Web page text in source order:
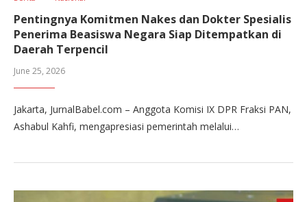
Pentingnya Komitmen Nakes dan Dokter Spesialis
Penerima Beasiswa Negara Siap Ditempatkan di
Daerah Terpencil
June 25, 2026
Jakarta, JurnalBabel.com – Anggota Komisi IX DPR Fraksi PAN,
Ashabul Kahfi, mengapresiasi pemerintah melalui…